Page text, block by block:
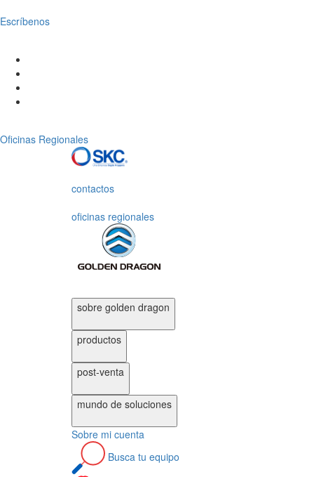
Escríbenos
Oficinas Regionales
contactos
oficinas regionales
sobre golden dragon
productos
post-venta
mundo de soluciones
Sobre mi cuenta
Busca tu equipo